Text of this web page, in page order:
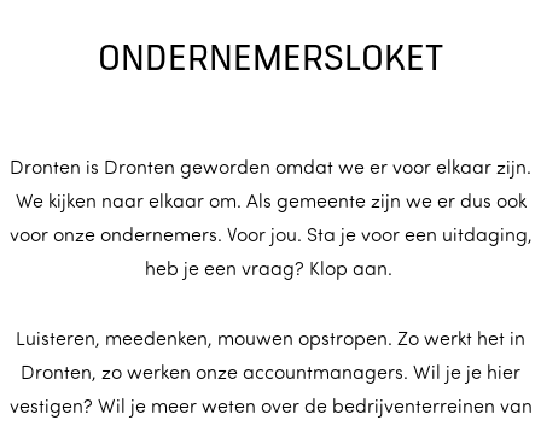
ONDERNEMERSLOKET
Dronten is Dronten geworden omdat we er voor elkaar zijn.
We kijken naar elkaar om. Als gemeente zijn we er dus ook
voor onze ondernemers. Voor jou. Sta je voor een uitdaging,
heb je een vraag? Klop aan.
Luisteren, meedenken, mouwen opstropen. Zo werkt het in
Dronten, zo werken onze accountmanagers. Wil je je hier
vestigen? Wil je meer weten over de bedrijventerreinen van